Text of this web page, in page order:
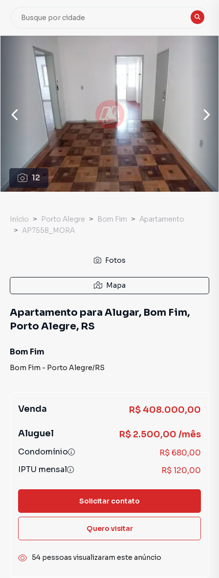
12
Início Porto Alegre Bom Fim
Apartamento
AP7558_MORA
Fotos
Mapa
Apartamento para Alugar, Bom Fim,
Porto Alegre, RS
Bom Fim
Bom Fim - Porto Alegre/RS
Venda R$ 408.000,00
Aluguel R$ 2.500,00 /mês
Condomínio
R$ 680,00
IPTU mensal
R$ 120,00
Solicitar contato
Quero visitar
54 pessoas visualizaram este anúncio